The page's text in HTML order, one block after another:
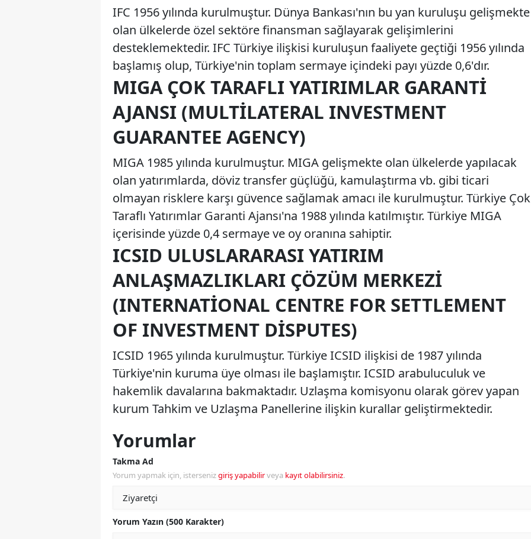
IFC 1956 yılında kurulmuştur. Dünya Bankası'nın bu yan kuruluşu gelişmekte
olan ülkelerde özel sektöre finansman sağlayarak gelişimlerini
desteklemektedir. IFC Türkiye ilişkisi kuruluşun faaliyete geçtiği 1956 yılında
başlamış olup, Türkiye'nin toplam sermaye içindeki payı yüzde 0,6'dır.
MIGA ÇOK TARAFLI YATIRIMLAR GARANTI
AJANSI (MULTILATERAL INVESTMENT
GUARANTEE AGENCY)
MIGA 1985 yılında kurulmuştur. MIGA gelişmekte olan ülkelerde yapılacak
olan yatırımlarda, döviz transfer güçlüğü, kamulaştırma vb. gibi ticari
olmayan risklere karşı güvence sağlamak amacı ile kurulmuştur. Türkiye Çok
Taraflı Yatırımlar Garanti Ajansı'na 1988 yılında katılmıştır. Türkiye MIGA
içerisinde yüzde 0,4 sermaye ve oy oranına sahiptir.
ICSID ULUSLARARASI YATIRIM
ANLAŞMAZLIKLARI ÇÖZÜM MERKEZI
(INTERNATIONAL CENTRE FOR SETTLEMENT
OF INVESTMENT DISPUTES)
ICSID 1965 yılında kurulmuştur. Türkiye ICSID ilişkisi de 1987 yılında
Türkiye'nin kuruma üye olması ile başlamıştır. ICSID arabuluculuk ve
hakemlik davalarına bakmaktadır. Uzlaşma komisyonu olarak görev yapan
kurum Tahkim ve Uzlaşma Panellerine ilişkin kurallar geliştirmektedir.
Yorumlar
Takma Ad
Yorum yapmak için, istersenizgiriş yapabilirveya kayıt olabilirsiniz.
Yorum Yazın (500 Karakter)